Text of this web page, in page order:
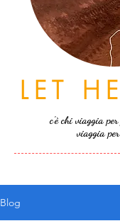
LET
c'è chi viaggia
viaggia
Blog